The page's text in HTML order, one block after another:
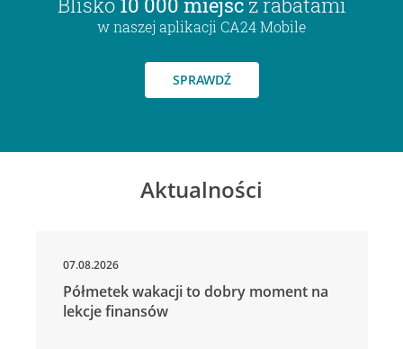
w naszej aplikacji CA24 Mobile
SPRAWDŹ
Aktualności
07.08.2026
Półmetek wakacji to dobry moment na
lekcje finansów